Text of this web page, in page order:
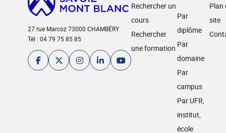
27 rue Marcoz 73000 CHAMBÉRY
Tél : 04 79 75 85 85
Rechercher un
cours
Rechercher
une formation
Par
diplôme
Par
domaine
Par
campus
Par UFR,
institut,
école
Plan
site